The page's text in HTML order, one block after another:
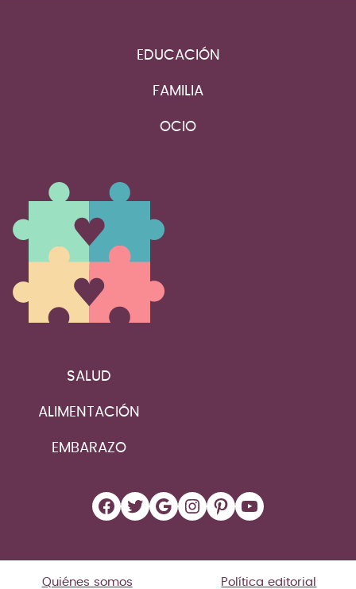
EDUCACIÓN
FAMILIA
OCIO
SALUD
ALIMENTACIÓN
EMBARAZO
Facebook
Twitter
Google
Instagram
Pinterest
YouTube
Quiénes somos Política editorial